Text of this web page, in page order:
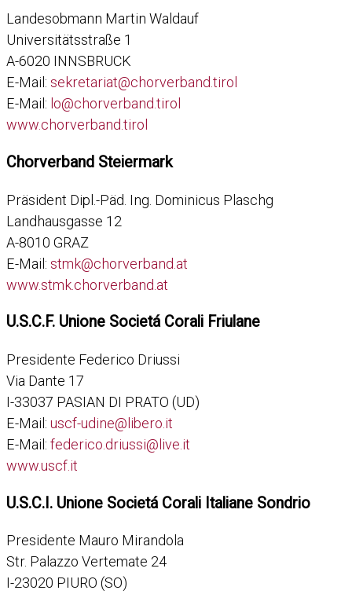
Landesobmann Martin Waldauf
Universitätsstraße 1
A-6020 INNSBRUCK
E-Mail: sekretariat@chorverband.tirol
E-Mail: lo@chorverband.tirol
www.chorverband.tirol
Chorverband Steiermark
Präsident Dipl.-Päd. Ing. Dominicus Plaschg
Landhausgasse 12
A-8010 GRAZ
E-Mail: stmk@chorverband.at
www.stmk.chorverband.at
U.S.C.F. Unione Societá Corali Friulane
Presidente Federico Driussi
Via Dante 17
I-33037 PASIAN DI PRATO (UD)
E-Mail: uscf-udine@libero.it
E-Mail: federico.driussi@live.it
www.uscf.it
U.S.C.I. Unione Societá Corali Italiane Sondrio
Presidente Mauro Mirandola
Str. Palazzo Vertemate 24
I-23020 PIURO (SO)